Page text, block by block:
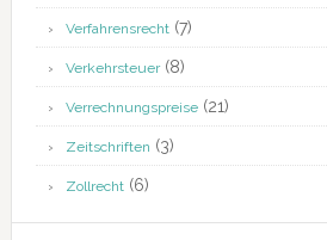
Verfahrensrecht(7)
Verkehrsteuer(8)
Verrechnungspreise(21)
Zeitschriften (3)
Zollrecht(6)